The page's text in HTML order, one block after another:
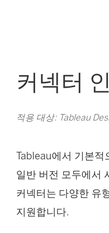
커넥터
적용 대상: Tableau
Tableau에서 기본적
일반 버전 모두에서
커넥터는 다양한 유
지원합니다.